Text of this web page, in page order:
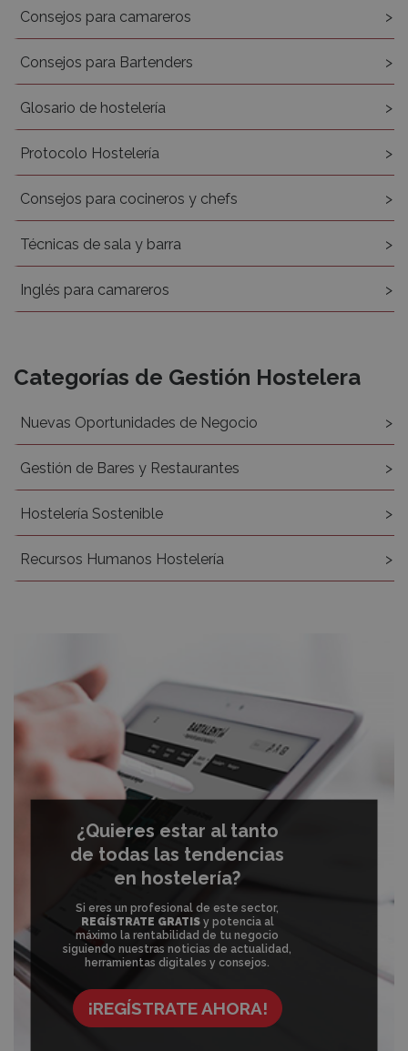
Consejos para camareros
Consejos para Bartenders
Glosario de hostelería
Protocolo Hostelería
Consejos para cocineros y chefs
Técnicas de sala y barra
Inglés para camareros
Categorías de Gestión Hostelera
Nuevas Oportunidades de Negocio
Gestión de Bares y Restaurantes
Hostelería Sostenible
Recursos Humanos Hostelería
¿Quieres estar al tanto
de todas las tendencias
en hostelería?
Si eres un profesional de este sector,
REGÍSTRATE GRATISy potencia al
máximo la rentabilidad de tu negocio
siguiendo nuestras noticias de actualidad,
herramientas digitales y consejos.
¡REGÍSTRATE AHORA!